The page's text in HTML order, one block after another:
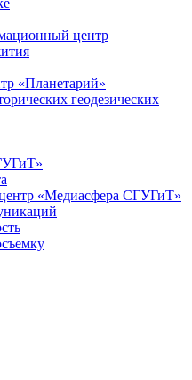
центр
«Планетарий»
геодезических
«Медиасфера СГУГиТ»